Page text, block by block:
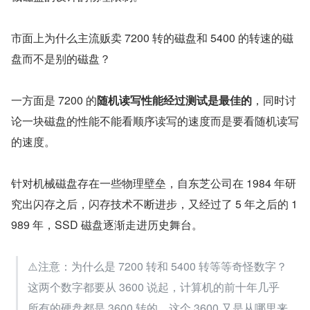
市面上为什么主流贩卖 7200 转的磁盘和 5400 的转速的磁
盘而不是别的磁盘？
一方面是 7200 的随机读写性能经过测试是最佳的 ，同时讨
论一块磁盘的性能不能看顺序读写的速度而是要看随机读写
的速度。
针对机械磁盘存在一些物理壁垒，自东芝公司在 1984 年研
究出闪存之后，闪存技术不断进步，又经过了 5 年之后的 1
989 年，SSD 磁盘逐渐走进历史舞台。
⚠️注意：为什么是 7200 转和 5400 转等等奇怪数字？
这两个数字都要从 3600 说起，计算机的前十年几乎